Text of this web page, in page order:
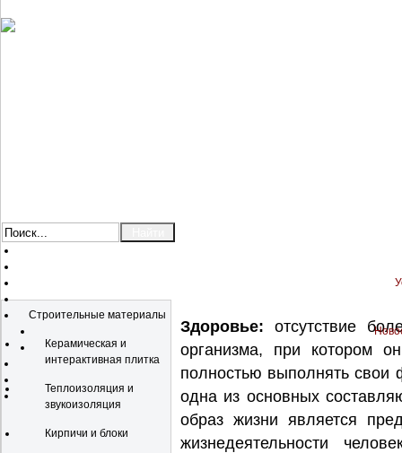
Строительные материалы
Керамическая и
интерактивная плитка
Теплоизоляция и
звукоизоляция
Кирпичи и блоки
Здоровье: отсутствие
организма, при котором
полностью выполнять свои
одна из основных
образ жизни является
жизнедеятельности